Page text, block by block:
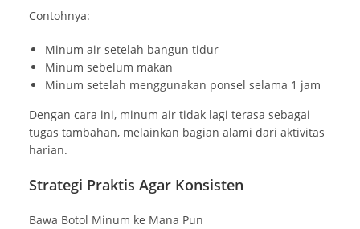
Contohnya:
Minum air setelah bangun tidur
Minum sebelum makan
Minum setelah menggunakan ponsel selama 1 jam
Dengan cara ini, minum air tidak lagi terasa sebagai
tugas tambahan, melainkan bagian alami dari aktivitas
harian.
Strategi Praktis Agar Konsisten
Bawa Botol Minum ke Mana Pun